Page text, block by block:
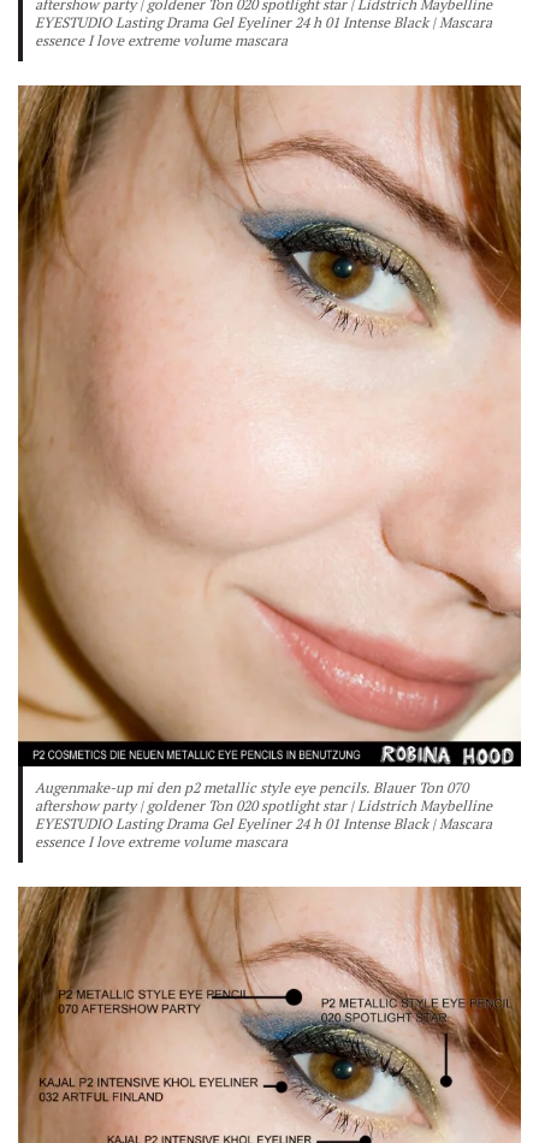
aftershow party | goldener Ton 020 spotlight star | Lidstrich Maybelline
EYESTUDIO Lasting Drama Gel Eyeliner 24 h 01 Intense Black | Mascara
essence I love extreme volume mascara
Augenmake-up mi den p2 metallic style eye pencils. Blauer Ton 070
aftershow party | goldener Ton 020 spotlight star | Lidstrich Maybelline
EYESTUDIO Lasting Drama Gel Eyeliner 24 h 01 Intense Black | Mascara
essence I love extreme volume mascara